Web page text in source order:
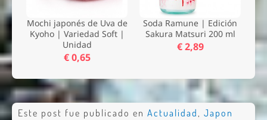
Mochi japonés de Uva de
Kyoho | Variedad Soft |
Unidad
€ 0,65
Soda Ramune | Edición
Sakura Matsuri 200 ml
€ 2,89
Este post fue publicado en Actualidad, Japon